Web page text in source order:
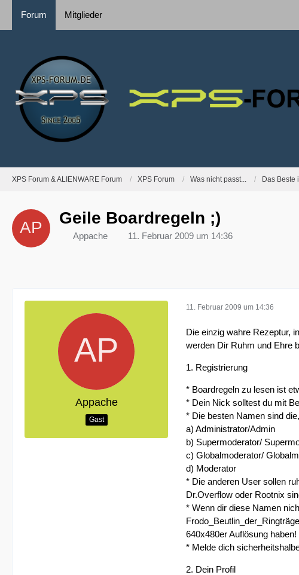
Forum Mitglieder
XPS Forum & ALIENWARE Forum XPS Forum Was nicht passt... Das Beste
Geile Boardregeln ;)
Appache 11. Februar 2009 um 14:36
Appache
Gast
11. Februar 2009 um 14:36
Die einzig wahre Rezeptur,
werden Dir Ruhm und Ehre
1. Registrierung
* Boardregeln zu lesen ist
* Dein Nick solltest du mit
* Die besten Namen sind
a) Administrator/Admin
b) Supermoderator/
c) Globalmoderator/
d) Moderator
* Die anderen User sollen
Dr.Overflow oder Rootnix
* Wenn dir diese Namen
640x480er Auflösung
* Melde dich
2. Dein Profil